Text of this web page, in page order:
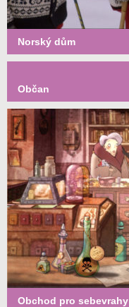
Norský dům
Občan
Obchod pro sebevrahy